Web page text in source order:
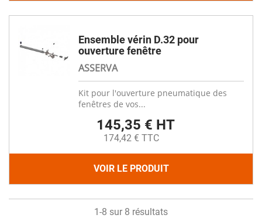
Ensemble vérin D.32 pour
ouverture fenêtre
ASSERVA
Kit pour l'ouverture pneumatique des
fenêtres de vos...
145,35 € HT
174,42 € TTC
VOIR LE PRODUIT
1-8 sur 8 résultats